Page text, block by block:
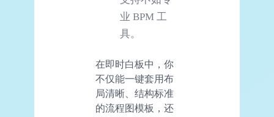
业 BPM 工
具。
在即时白板中，你
不仅能一键套用布
局清晰、结构标准
的流程图模板，还